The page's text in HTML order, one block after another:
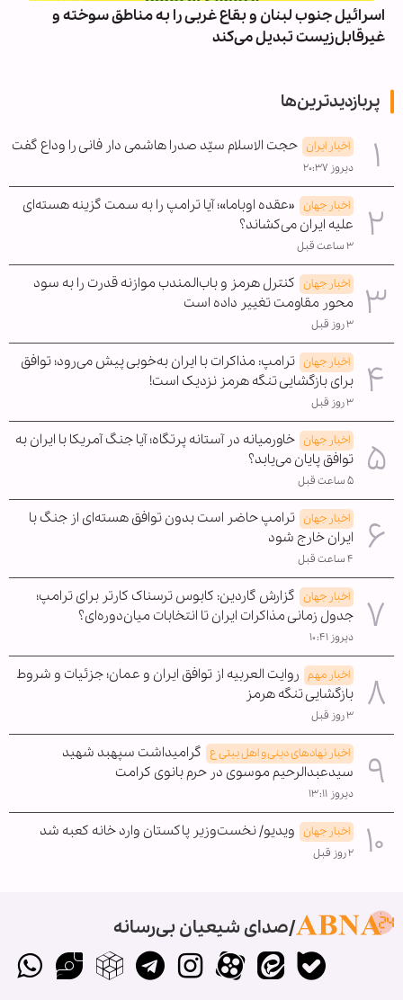
اسرائیل جنوب لبنان و بقاع غربی را به مناطق سوخته و
غیرقابل‌زیست تبدیل می‌کند
پربازدیدترین‌ها
اخبار ایران حجت الاسلام سیّد صدرا هاشمی دار فانی را وداع گفت
دیروز ۲۰:۳۷
اخبار جهان «عقده اوباما»؛ آیا ترامپ را به سمت گزینه هسته‌ای
علیه ایران می‌کشاند؟
۳ ساعت قبل
اخبار جهان کنترل هرمز و باب‌المندب موازنه قدرت را به سود
محور مقاومت تغییر داده است
۳ روز قبل
اخبار جهان ترامپ: مذاکرات با ایران به‌خوبی پیش می‌رود؛ توافق
برای بازگشایی تنگه هرمز نزدیک است!
۳ روز قبل
اخبار جهان خاورمیانه در آستانه پرتگاه؛ آیا جنگ آمریکا با ایران به
توافق پایان می‌یابد؟
۵ ساعت قبل
اخبار جهان ترامپ حاضر است بدون توافق هسته‌ای از جنگ با
ایران خارج شود
۴ ساعت قبل
اخبار جهان گزارش گاردین: کابوس ترسناک کارتر برای ترامپ؛
جدول زمانی مذاکرات ایران تا انتخابات میان‌دوره‌ای؟
دیروز ۱۰:۴۱
اخبار مهم روایت العربیه از توافق ایران و عمان؛ جزئیات و شروط
بازگشایی تنگه هرمز
۳ روز قبل
اخبار نهادهای دینی و اهل بیتی ع گرامیداشت سپهبد شهید
سیدعبدالرحیم موسوی در حرم بانوی کرامت
دیروز ۱۳:۱۱
اخبار جهان ویدیو/ نخست‌وزیر پاکستان وارد خانه کعبه شد
۲ روز قبل
صدای شیعیان بی‌رسانه